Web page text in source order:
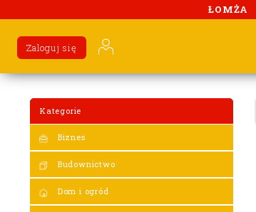
ŁOMŻA
Zaloguj się
Kategorie
Biznes
Budownictwo
Dom i ogród